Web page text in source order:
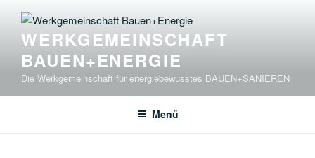
Inhalt
springenWERKGEMEINSCHAFT
BAUEN+ENERGIE
Die Werkgemeinschaft für energiebewusstes BAUEN+SANIEREN
Menü